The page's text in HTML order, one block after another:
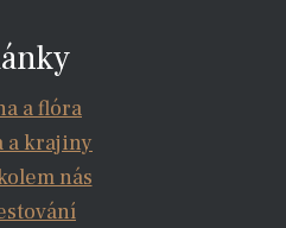
a flóra
a krajiny
nás